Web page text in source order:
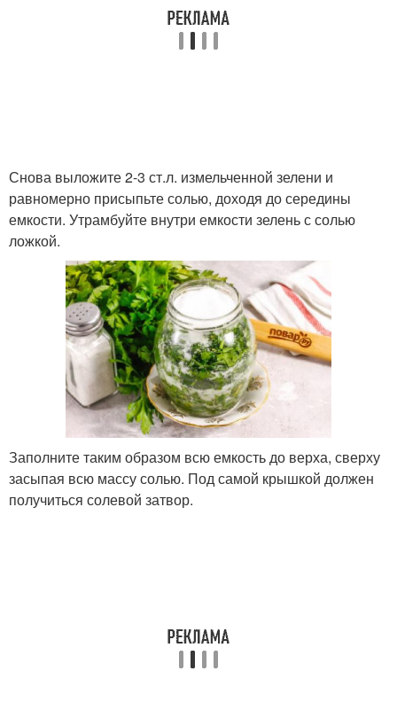
Снова выложите 2-3 ст.л. измельченной зелени и
равномерно присыпьте солью, доходя до середины
емкости. Утрамбуйте внутри емкости зелень с солью
ложкой.
Заполните таким образом всю емкость до верха, сверху
засыпая всю массу солью. Под самой крышкой должен
получиться солевой затвор.